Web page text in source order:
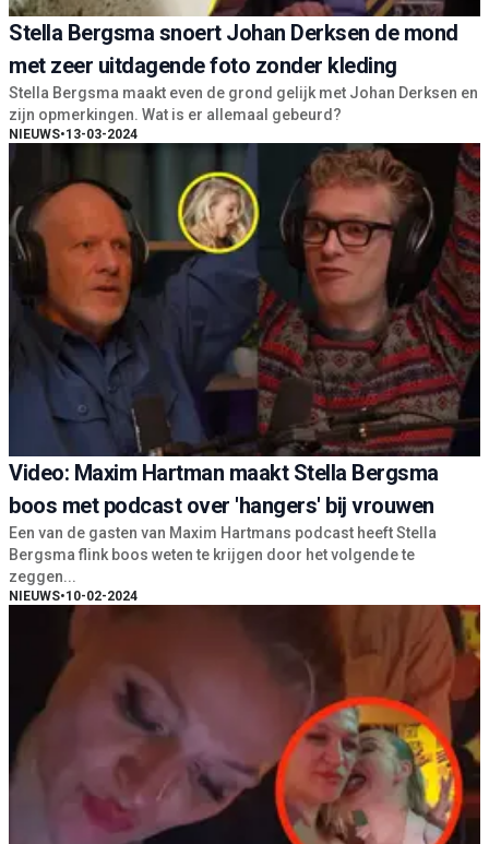
Stella Bergsma snoert Johan Derksen de mond
met zeer uitdagende foto zonder kleding
Stella Bergsma maakt even de grond gelijk met Johan Derksen en
zijn opmerkingen. Wat is er allemaal gebeurd?
NIEUWS•13-03-2024
Video: Maxim Hartman maakt Stella Bergsma
boos met podcast over 'hangers' bij vrouwen
Een van de gasten van Maxim Hartmans podcast heeft Stella
Bergsma flink boos weten te krijgen door het volgende te
zeggen...
NIEUWS•10-02-2024